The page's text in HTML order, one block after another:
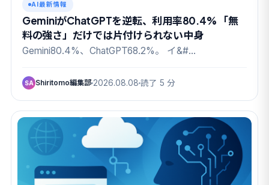
AI最新情報
GeminiがChatGPTを逆転、利用率80.4% 「無
料の強さ」だけでは片付けられない中身
Gemini80.4%、ChatGPT68.2%。 イ&#…
SA Shiritomo編集部 2026.08.08 読了 5 分